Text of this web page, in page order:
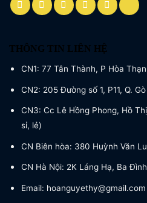
THÔNG TIN LIÊN HỆ
CN1: 77 Tân Thành, P Hòa
CN2: 205 Đường số 1, P11, Q.
CN3: Cc Lê Hồng Phong, Hồ
sỉ, lẻ)
CN Biên hòa: 380 Huỳnh Văn
CN Hà Nội: 2K Láng Hạ, Ba
Email: hoanguyethy@gmail.com